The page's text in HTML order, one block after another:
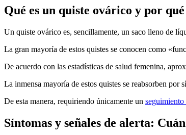
Qué es un quiste ovárico y por
Un quiste ovárico es, sencillamente, un saco lleno de
La gran mayoría de estos quistes se conocen como
De acuerdo con las estadísticas de salud femenina,
La inmensa mayoría de estos quistes se reabsorben por
De esta manera, requiriendo únicamente un
Síntomas y señales de alerta: